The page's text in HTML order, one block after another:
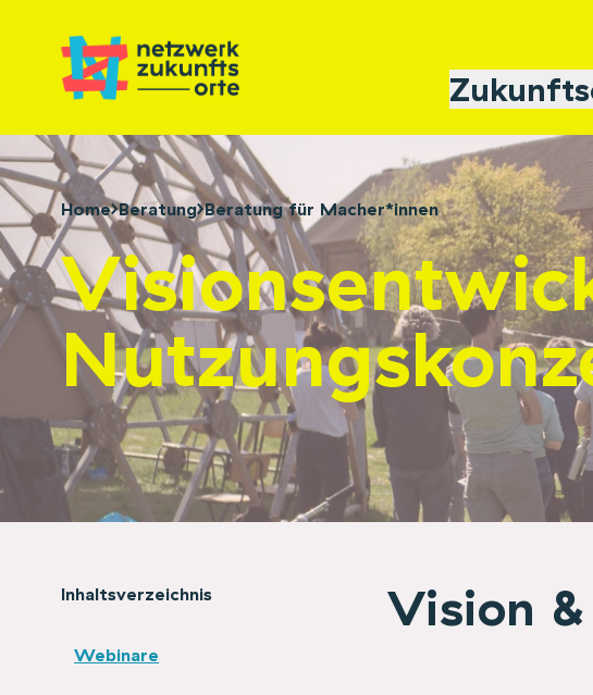
Home Beratung Beratung für Macher*innen
Inhaltsverzeichnis
Webinare
Vision